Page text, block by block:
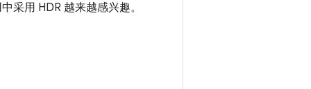
采用 HDR 越来越感兴趣。